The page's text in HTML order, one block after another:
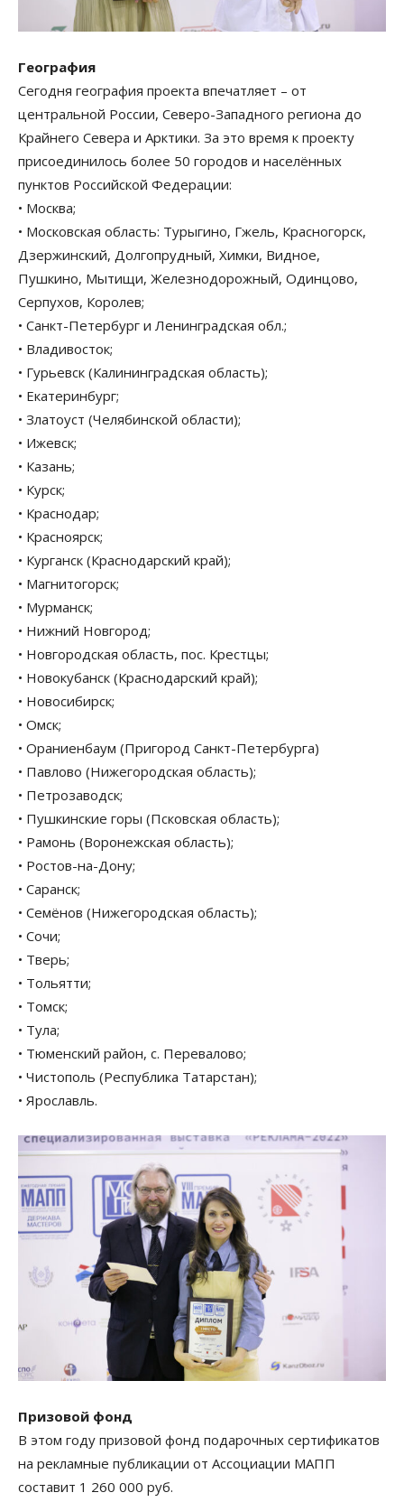
География
Сегодня география проекта впечатляет – от
центральной России, Северо-Западного региона до
Крайнего Севера и Арктики. За это время к проекту
присоединилось более 50 городов и населённых
пунктов Российской Федерации:
• Москва;
• Московская область: Турыгино, Гжель, Красногорск,
Дзержинский, Долгопрудный, Химки, Видное,
Пушкино, Мытищи, Железнодорожный, Одинцово,
Серпухов, Королев;
• Санкт-Петербург и Ленинградская обл.;
• Владивосток;
• Гурьевск (Калининградская область);
• Екатеринбург;
• Златоуст (Челябинской области);
• Ижевск;
• Казань;
• Курск;
• Краснодар;
• Красноярск;
• Курганск (Краснодарский край);
• Магнитогорск;
• Мурманск;
• Нижний Новгород;
• Новгородская область, пос. Крестцы;
• Новокубанск (Краснодарский край);
• Новосибирск;
• Омск;
• Ораниенбаум (Пригород Санкт-Петербурга)
• Павлово (Нижегородская область);
• Петрозаводск;
• Пушкинские горы (Псковская область);
• Рамонь (Воронежская область);
• Ростов-на-Дону;
• Саранск;
• Семёнов (Нижегородская область);
• Сочи;
• Тверь;
• Тольятти;
• Томск;
• Тула;
• Тюменский район, с. Перевалово;
• Чистополь (Республика Татарстан);
• Ярославль.
Призовой фонд
В этом году призовой фонд подарочных сертификатов
на рекламные публикации от Ассоциации МАПП
составит 1 260 000 руб.